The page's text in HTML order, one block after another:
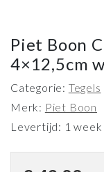
Piet Boon
4×12,5cm
Categorie: Tegels
Merk: Piet Boon
Levertijd: 1 week